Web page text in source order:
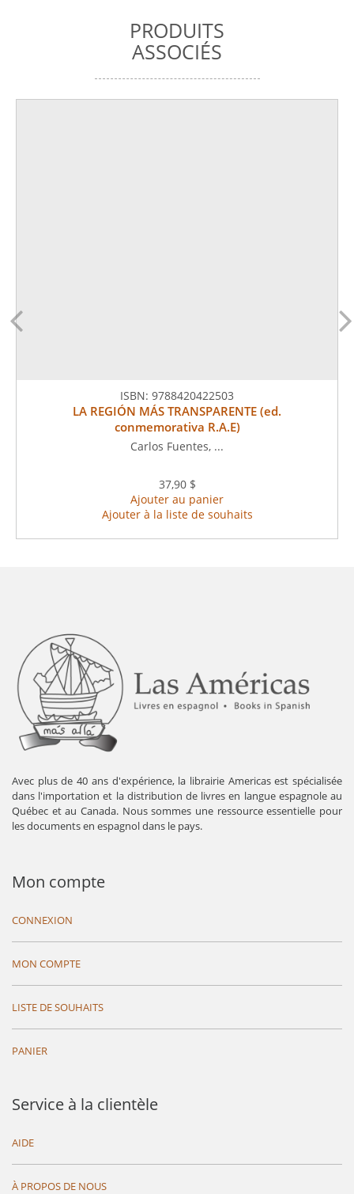
PRODUITS
ASSOCIÉS
ISBN: 9788420422503
LA REGIÓN MÁS TRANSPARENTE (ed.
conmemorativa R.A.E)
Carlos Fuentes, ...
37,90 $
Ajouter au panier
Ajouter à la liste de souhaits
Avec plus de 40 ans d'expérience, la librairie Americas est spécialisée
dans l'importation et la distribution de livres en langue espagnole au
Québec et au Canada. Nous sommes une ressource essentielle pour
les documents en espagnol dans le pays.
Mon compte
CONNEXION
MON COMPTE
LISTE DE SOUHAITS
PANIER
Service à la clientèle
AIDE
À PROPOS DE NOUS